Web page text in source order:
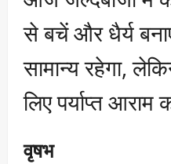
से बचें और धैर्य
सामान्य रहेगा,
लिए पर्याप्त आराम
वृषभ